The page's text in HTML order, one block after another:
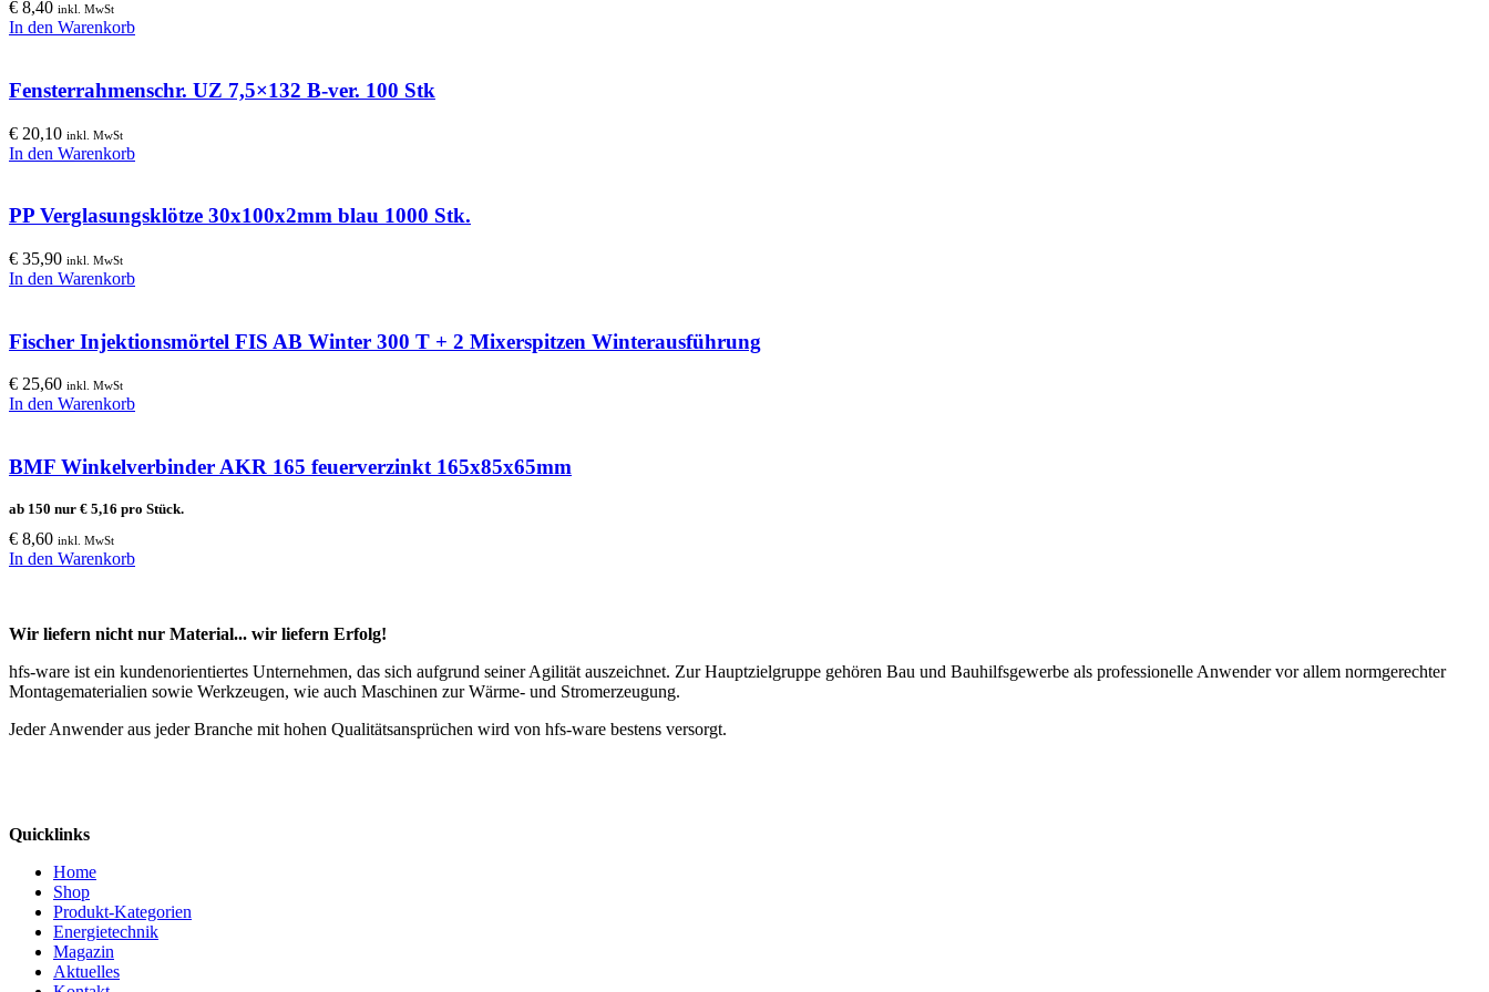
€ 8,40 inkl. MwSt
In den Warenkorb
Fensterrahmenschr. UZ 7,5×132 B-ver. 100 Stk
€ 20,10 inkl. MwSt
In den Warenkorb
PP Verglasungsklötze 30x100x2mm blau 1000 Stk.
€ 35,90 inkl. MwSt
In den Warenkorb
Fischer Injektionsmörtel FIS AB Winter 300 T + 2 Mixerspitzen Winterausführung
€ 25,60 inkl. MwSt
In den Warenkorb
BMF Winkelverbinder AKR 165 feuerverzinkt 165x85x65mm
ab 150 nur € 5,16 pro Stück.
€ 8,60 inkl. MwSt
In den Warenkorb
Wir liefern nicht nur Material... wir liefern Erfolg!
hfs-ware ist ein kundenorientiertes Unternehmen, das sich aufgrund seiner Agilität auszeichnet. Zur Hauptzielgruppe gehören Bau und Bauhilfsgewerbe als professionelle Anwender vor allem normgerechter
Montagematerialien sowie Werkzeugen, wie auch Maschinen zur Wärme- und Stromerzeugung.
Jeder Anwender aus jeder Branche mit hohen Qualitätsansprüchen wird von hfs-ware bestens versorgt.
Quicklinks
Home
Shop
Produkt-Kategorien
Energietechnik
Magazin
Aktuelles